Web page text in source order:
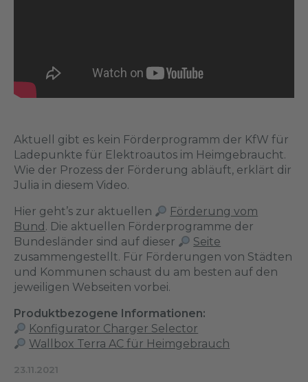
Aktuell gibt es kein Förderprogramm der KfW für
Ladepunkte für Elektroautos im Heimgebraucht.
Wie der Prozess der Förderung abläuft, erklärt dir
Julia in diesem Video.
Hier geht’s zur aktuellen
Förderung vom
Bund . Die aktuellen Förderprogramme der
Bundesländer sind auf dieser
Seite
zusammengestellt. Für Förderungen von Städten
und Kommunen schaust du am besten auf den
jeweiligen Webseiten vorbei.
Produktbezogene Informationen:
Konfigurator Charger Selector
Wallbox Terra AC für Heimgebrauch
23.11.2021